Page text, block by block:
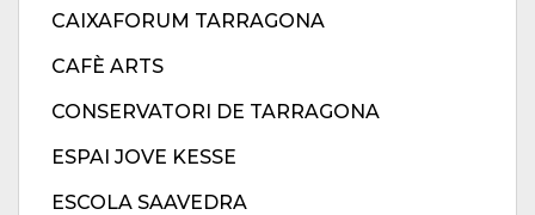
CAIXAFORUM TARRAGONA
CAFÈ ARTS
CONSERVATORI DE TARRAGONA
ESPAI JOVE KESSE
ESCOLA SAAVEDRA